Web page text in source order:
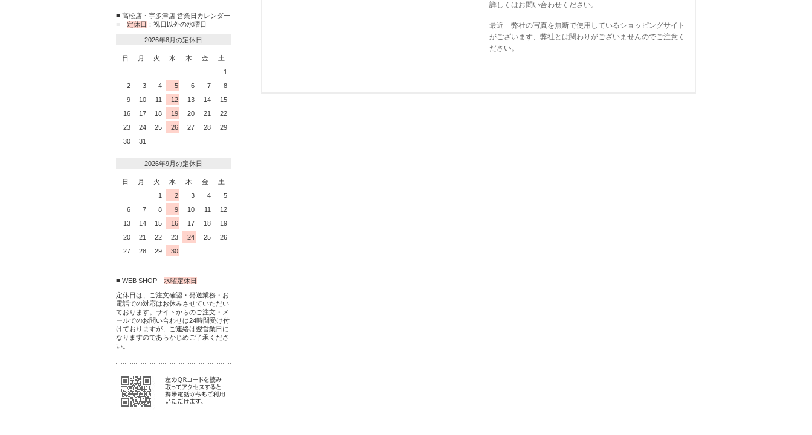
■ 高松店・宇多津店 営業日カレンダー
定休日 ：祝日以外の水曜日
2026年8月の定休日
日 月 火 水 木 金
土
1
2
3 4 5 6 7
8
9
10 11 12 13 14
15
16
17 18 19 20 21
22
23
24 25 26 27 28
29
30
31
2026年9月の定休日
日 月 火 水 木 金
土
1
2 3 4
5
6
7 8 9 10 11
12
13
14 15 16 17 18
19
20
21 22 23 24 25
26
27
28 29 30
■ WEB SHOP 水曜定休日
定休日は、ご注文確認・発送業務・お
電話での対応はお休みさせていただい
ております。サイトからのご注文・メ
ールでのお問い合わせは24時間受け付
けておりますが、ご連絡は翌営業日に
なりますのであらかじめご了承くださ
い。
詳しくはお問い合わせください。
最近 弊社の写真を無断で使用しているショッピングサイト
がございます、弊社とは関わりがございませんのでご注意く
ださい。